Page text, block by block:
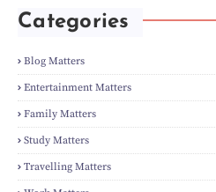
►
►Apr(3)
►Feb(6)
►Jan(8)
►2023(224)
►Dec(5)
►Nov (28)
►Oct(50)
►Sept(12)
►Aug(5)
►Jul(8)
Categories
Blog Matters
Entertainment Matters
Family Matters
Study Matters
Travelling Matters